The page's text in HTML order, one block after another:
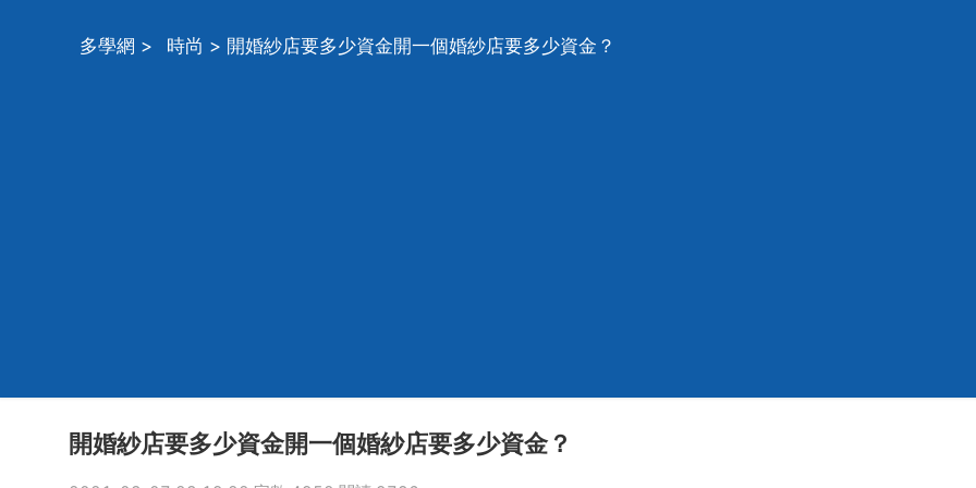
多學網 > 時尚 > 開婚紗店要多少資金開一個婚紗店要多少資金？
開婚紗店要多少資金開一個婚紗店要多少資金？